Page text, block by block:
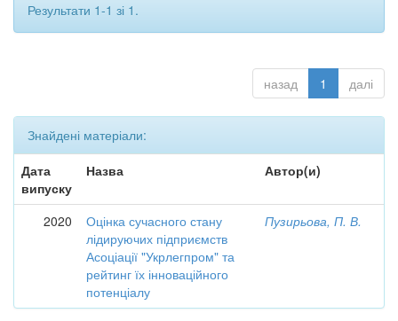
Результати 1-1 зі 1.
назад 1 далі
Знайдені матеріали:
Дата
випуску
Назва Автор(и)
2020
Оцінка сучасного стану
лідируючих підприємств
Асоціації "Укрлегпром" та
рейтинг їх інноваційного
потенціалу
Пузирьова, П. В.